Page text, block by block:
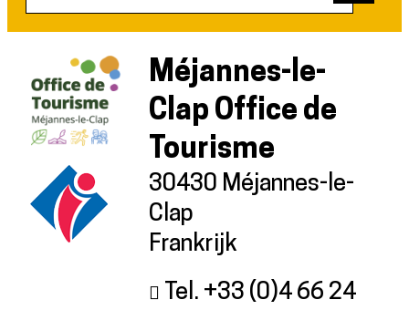
Méjannes-le-
Clap Office de
Tourisme
30430 Méjannes-le-
Clap
Frankrijk
Tel. +33 (0)4 66 24